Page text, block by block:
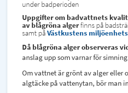
under badperioden
Uppgifter om badvattnets
av blågröna algerfinns på
samt påVästkustens
Då blågröna alger observeras
anslag upp som varnar för
Om vattnet är grönt av alger eller
algtäcke på vattenytan, bör man